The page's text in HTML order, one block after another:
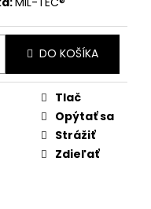
DO KOŠÍKA
Tlač
Opýtať sa
Strážiť
Zdieľať